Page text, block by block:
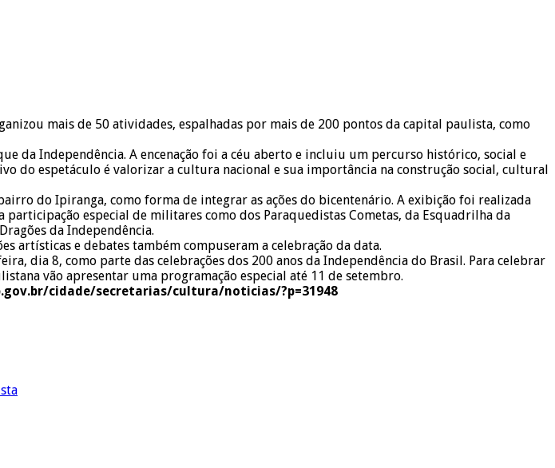
mais de 50 atividades, espalhadas por mais de 200 pontos da capital paulista, como
da Independência. A encenação foi a céu aberto e incluiu um percurso histórico, social e
do espetáculo é valorizar a cultura nacional e sua importância na construção social, cultural
do Ipiranga, como forma de integrar as ações do bicentenário. A exibição foi realizada
especial de militares como dos Paraquedistas Cometas, da Esquadrilha da
da Independência.
artísticas e debates também compuseram a celebração da data.
dia 8, como parte das celebrações dos 200 anos da Independência do Brasil. Para celebrar
vão apresentar uma programação especial até 11 de setembro.
cidade/secretarias/cultura/noticias/?p=31948